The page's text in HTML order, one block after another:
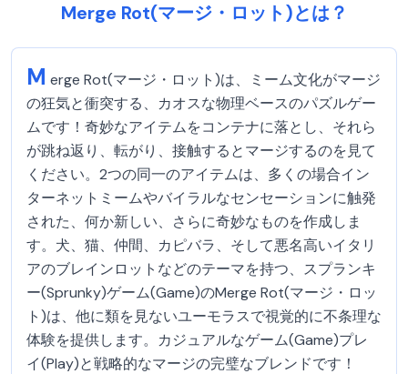
Merge Rot(マージ・ロット)とは？
M erge Rot(マージ・ロット)は、ミーム文化がマージ
の狂気と衝突する、カオスな物理ベースのパズルゲー
ムです！奇妙なアイテムをコンテナに落とし、それら
が跳ね返り、転がり、接触するとマージするのを見て
ください。2つの同一のアイテムは、多くの場合イン
ターネットミームやバイラルなセンセーションに触発
された、何か新しい、さらに奇妙なものを作成しま
す。犬、猫、仲間、カピバラ、そして悪名高いイタリ
アのブレインロットなどのテーマを持つ、スプランキ
ー(Sprunky)ゲーム(Game)のMerge Rot(マージ・ロッ
ト)は、他に類を見ないユーモラスで視覚的に不条理な
体験を提供します。カジュアルなゲーム(Game)プレ
イ(Play)と戦略的なマージの完璧なブレンドです！